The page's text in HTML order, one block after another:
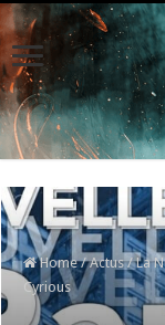
Home / Actus / La
Cyrious